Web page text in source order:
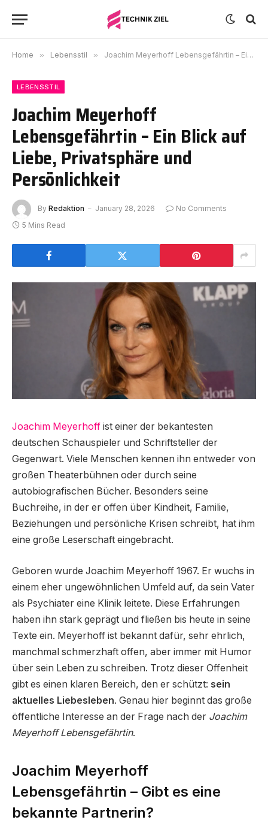
Home » Lebensstil » Joachim Meyerhoff Lebensgefährtin – Ein Blick auf Liebe, Privatsphäre und Persönlichkeit
LEBENSSTIL
Joachim Meyerhoff
Lebensgefährtin – Ein Blick auf
Liebe, Privatsphäre und
Persönlichkeit
By Redaktion January 28, 2026
No Comments
5 Mins Read
Joachim Meyerhoff ist einer der bekantesten
deutschen Schauspieler und Schriftsteller der
Gegenwart. Viele Menschen kennen ihn entweder von
großen Theaterbühnen oder durch seine
autobiografischen Bücher. Besonders seine
Buchreihe, in der er offen über Kindheit, Familie,
Beziehungen und persönliche Krisen schreibt, hat ihm
eine große Leserschaft eingebracht.
Geboren wurde Joachim Meyerhoff 1967. Er wuchs in
einem eher ungewöhnlichen Umfeld auf, da sein Vater
als Psychiater eine Klinik leitete. Diese Erfahrungen
haben ihn stark geprägt und fließen bis heute in seine
Texte ein. Meyerhoff ist bekannt dafür, sehr ehrlich,
manchmal schmerzhaft offen, aber immer mit Humor
über sein Leben zu schreiben. Trotz dieser Offenheit
gibt es einen klaren Bereich, den er schützt: sein
aktuelles Liebesleben. Genau hier beginnt das große
öffentliche Interesse an der Frage nach der Joachim
Meyerhoff Lebensgefährtin.
Joachim Meyerhoff
Lebensgefährtin – Gibt es eine
bekannte Partnerin?